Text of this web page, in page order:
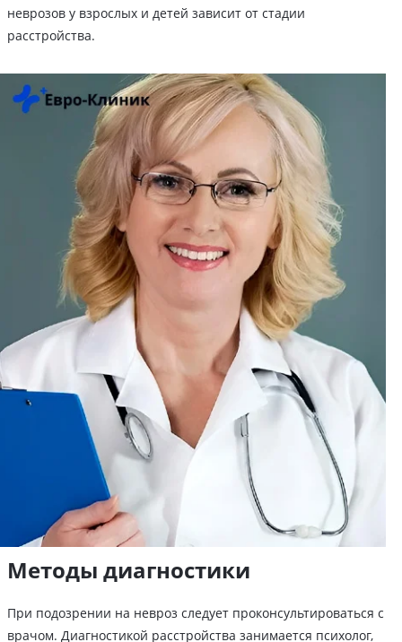
неврозов у взрослых и детей зависит от стадии
расстройства.
Методы диагностики
При подозрении на невроз следует проконсультироваться с
врачом. Диагностикой расстройства занимается психолог,